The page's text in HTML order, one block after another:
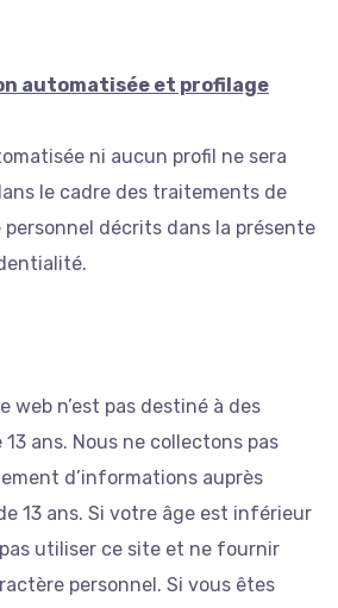
automatisée et profilage
ni aucun profil ne sera
le cadre des traitements de
décrits dans la présente
web n’est pas destiné à des
ans. Nous ne collectons pas
d’informations auprès
13 ans. Si votre âge est inférieur
utiliser ce site et ne fournir
personnel. Si vous êtes